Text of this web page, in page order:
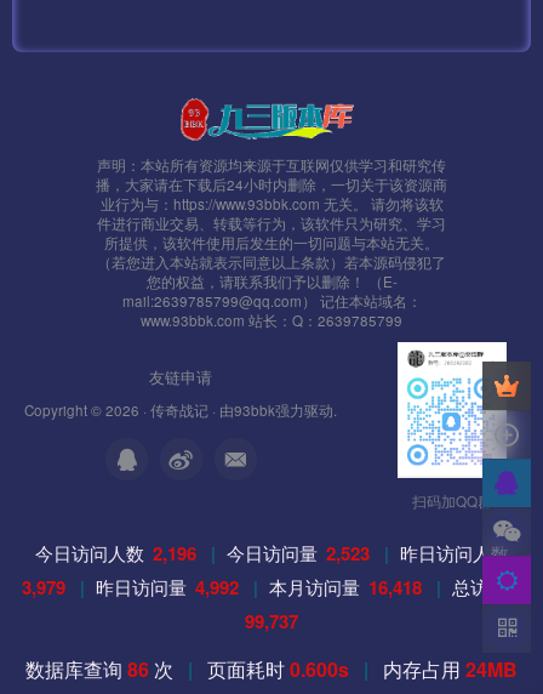
声明：本站所有资源均来源于互联网仅供学习和研究传
播，大家请在下载后24小时内删除，一切关于该资源商
业行为与：https://www.93bbk.com 无关。 请勿将该软
件进行商业交易、转载等行为，该软件只为研究、学习
所提供，该软件使用后发生的一切问题与本站无关。
（若您进入本站就表示同意以上条款）若本源码侵犯了
您的权益，请联系我们予以删除！ （E-
mail:2639785799@qq.com） 记住本站域名：
www.93bbk.com 站长：Q：2639785799
友链申请
Copyright © 2026 · 传奇战记 · 由93bbk强力驱动.
扫码加QQ群
今日访问人数 2,196 | 今日访问量 2,523 | 昨日访问人数
3,979 | 昨日访问量 4,992 | 本月访问量 16,418 | 总访问量
99,737
数据库查询 86 次 | 页面耗时0.600s | 内存占用 24MB